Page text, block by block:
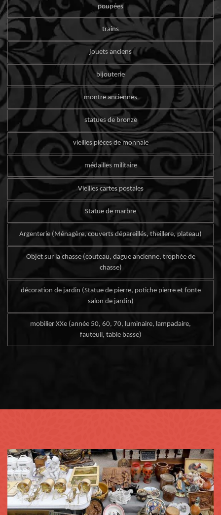
poupées
trains
jouets anciens
bijouterie
montre anciennes
statues de bronze
vieilles pièces de monnaie
médailles militaire
Vieilles cartes postales
Statue de marbre
Argenterie (Ménagère, couverts dépareillés, theillere, plateau)
Objet sur la chasse (couteau, dague ancienne, trophée de
chasse)
décoration de jardin (Statue de pierre, potiche pierre et fonte
salon de jardin)
mobilier XXe (année 50, 60, 70, luminaire, lampadaire,
fauteuil, table basse)